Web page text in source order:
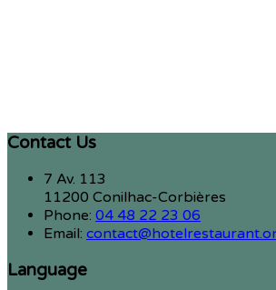
Contact Us
7 Av. 113
11200 Conilhac-Corbières
Phone: 04 48 22 23 06
Email:
Language